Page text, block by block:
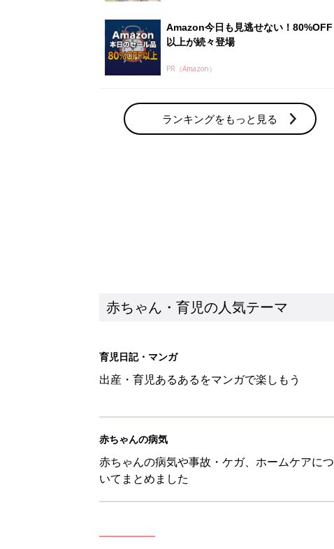
Amazon今日も見逃せない！80%OFF
以上が続々登場
PR（Amazon）
ランキングをもっと見る
赤ちゃん・育児の人気テーマ
育児日記・マンガ
出産・育児あるあるをマンガで楽しもう
赤ちゃんの病気
赤ちゃんの病気や事故・ケガ、ホームケアにつ
いてまとめました